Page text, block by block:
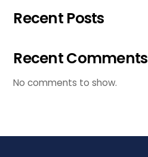
Recent Posts
Recent Comments
No comments to show.